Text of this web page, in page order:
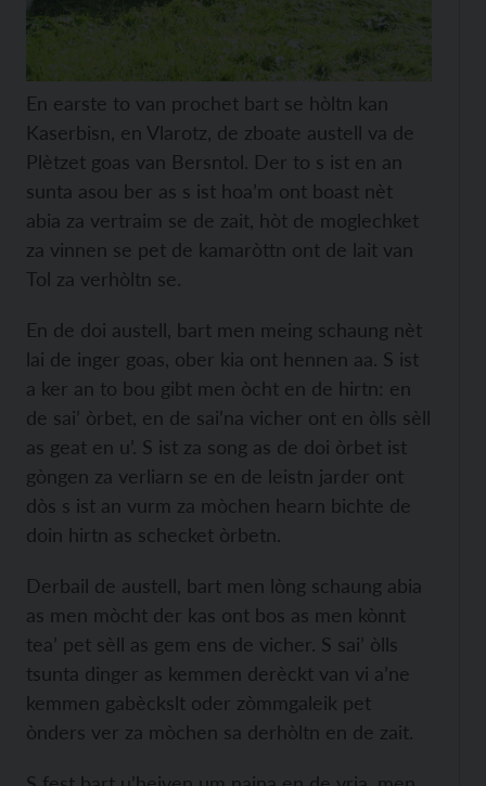
En earste to van prochet bart se hòltn kan
Kaserbisn, en Vlarotz, de zboate austell va de
Plètzet goas van Bersntol. Der to s ist en an
sunta asou ber as s ist hoa’m ont boast nèt
abia za vertraim se de zait, hòt de moglechket
za vinnen se pet de kamaròttn ont de lait van
Tol za verhòltn se.
En de doi austell, bart men meing schaung nèt
lai de inger goas, ober kia ont hennen aa. S ist
a ker an to bou gibt men òcht en de hirtn: en
de sai’ òrbet, en de sai’na vicher ont en òlls sèll
as geat en u’. S ist za song as de doi òrbet ist
gòngen za verliarn se en de leistn jarder ont
dòs s ist an vurm za mòchen hearn bichte de
doin hirtn as schecket òrbetn.
Derbail de austell, bart men lòng schaung abia
as men mòcht der kas ont bos as men kònnt
tea’ pet sèll as gem ens de vicher. S sai’ òlls
tsunta dinger as kemmen derèckt van vi a’ne
kemmen gabèckslt oder zòmmgaleik pet
ònders ver za mòchen sa derhòltn en de zait.